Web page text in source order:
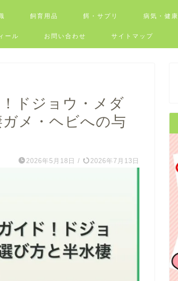
飼育用品 餌・サプリ 病気・健康
ール お問い合わせ サイトマップ
ドジョウ・メダ
メ・ヘビへの与
2026年5月18日 / 2026年7月13日